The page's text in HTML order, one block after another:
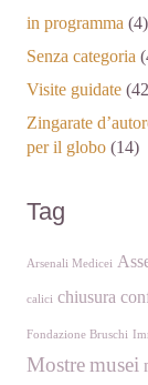
in programma (4)
Senza categoria
Visite guidate
Zingarate
per il globo (14)
Tag
Arsenali Medicei
calici chiusura
Fondazione Bruschi
Mostremusei